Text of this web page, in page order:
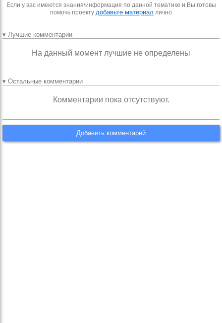
Если у вас имеются знания\информация по данной тематике и Вы готовы
помочь проекту добавьте материал лично
▾ Лучшие комментарии
На данный момент лучшие не определены
▾ Остальные комментарии
Комментарии пока отсутствуют.
Добавить комментарий